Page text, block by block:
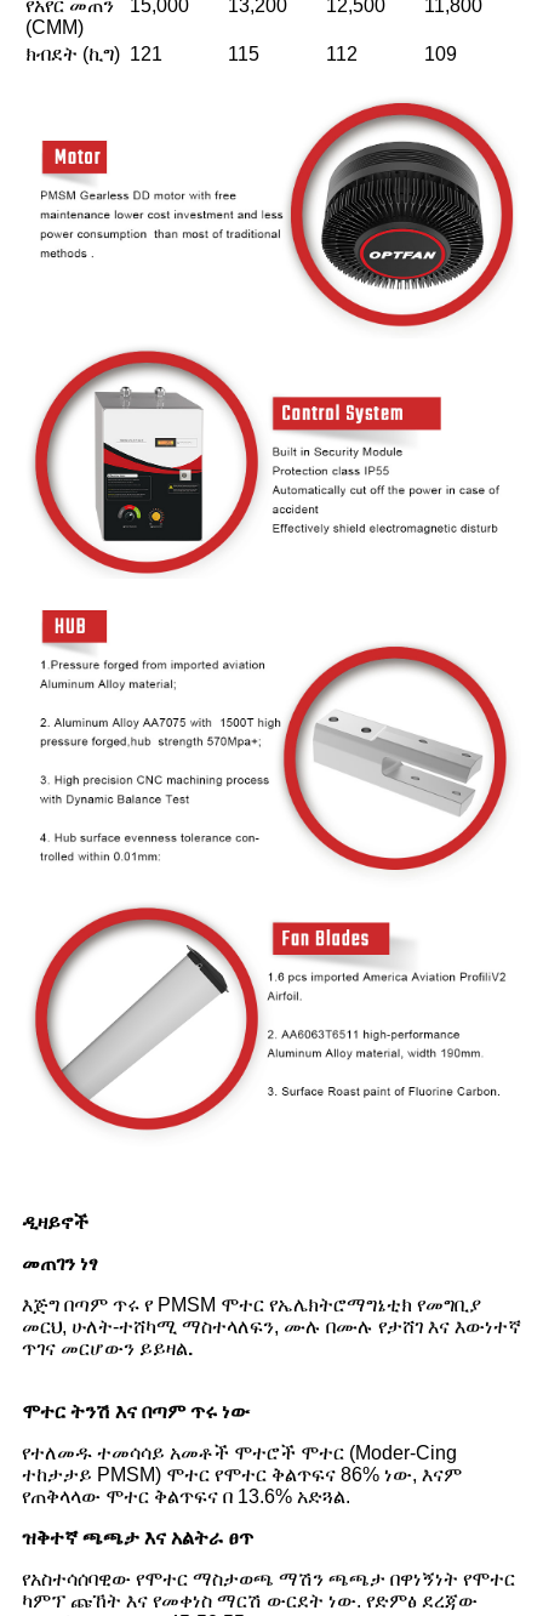
የአየር መጠን
(CMM)
15,000 13,200 12,500 11,800
ክብደት (ኪግ) 121 115 112 109
ዲዛይኖች
መጠገን ነፃ
እጅግ በጣም ጥሩ የ PMSM ሞተር የኤሌክትሮማግኔቲክ የመግቢያ
መርህ, ሁለት-ተሸካሚ ማስተላለፍን, ሙሉ በሙሉ የታሸገ እና እውነተኛ
ጥገና መርሆውን ይይዛል.
ሞተር ትንሽ እና በጣም ጥሩ ነው
የተለመዱ ተመሳሳይ አመቶች ሞተሮች ሞተር (Moder-Cing
ተከታታይ PMSM) ሞተር የሞተር ቅልጥፍና 86% ነው, እናም
የጠቅላላው ሞተር ቅልጥፍና በ 13.6% አድጓል.
ዝቅተኛ ጫጫታ እና አልትራ ፀጥ
የአስተሳሰባዊው የሞተር ማስታወጫ ማሽን ጫጫታ በዋነኝነት የሞተር
ካምፕ ጩኸት እና የመቀነስ ማርሽ ውርደት ነው. የድምፅ ደረጃው